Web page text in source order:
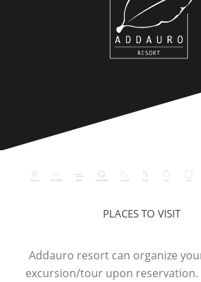
PLACES TO VISIT
Addauro resort can organize
excursion/tour upon